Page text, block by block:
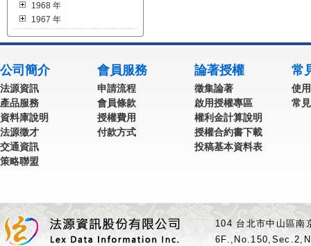
1968 年
1967 年
公司簡介
法源資訊
產品服務
資料庫說明
法源徵才
交通資訊
策略聯盟
會員服務
申請流程
會員條款
授權費用
付款方式
論著授權
徵集論著
啟用授權專區
權利金計算說明
授權合約書下載
投稿基本資料表
常
使
常
104 台北市中山區